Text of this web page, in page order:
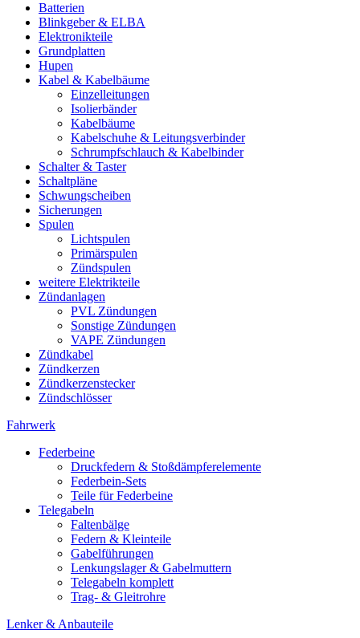
Batterien
Blinkgeber & ELBA
Elektronikteile
Grundplatten
Hupen
Kabel & Kabelbäume
Einzelleitungen
Isolierbänder
Kabelbäume
Kabelschuhe & Leitungsverbinder
Schrumpfschlauch & Kabelbinder
Schalter & Taster
Schaltpläne
Schwungscheiben
Sicherungen
Spulen
Lichtspulen
Primärspulen
Zündspulen
weitere Elektrikteile
Zündanlagen
PVL Zündungen
Sonstige Zündungen
VAPE Zündungen
Zündkabel
Zündkerzen
Zündkerzenstecker
Zündschlösser
Fahrwerk
Federbeine
Druckfedern & Stoßdämpferelemente
Federbein-Sets
Teile für Federbeine
Telegabeln
Faltenbälge
Federn & Kleinteile
Gabelführungen
Lenkungslager & Gabelmuttern
Telegabeln komplett
Trag- & Gleitrohre
Lenker & Anbauteile